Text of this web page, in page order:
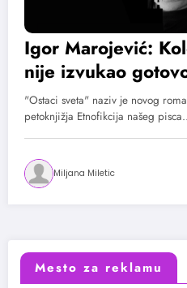
Igor Marojević:
nije izvukao
"Ostaci sveta" naziv je novog
petoknjižja Etnofikcija našeg
Miljana Miletic
Mesto za reklamu